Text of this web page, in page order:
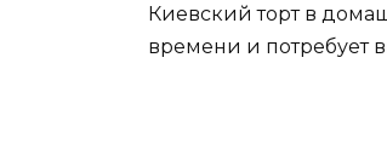
Киевский торт в
времени и потребует